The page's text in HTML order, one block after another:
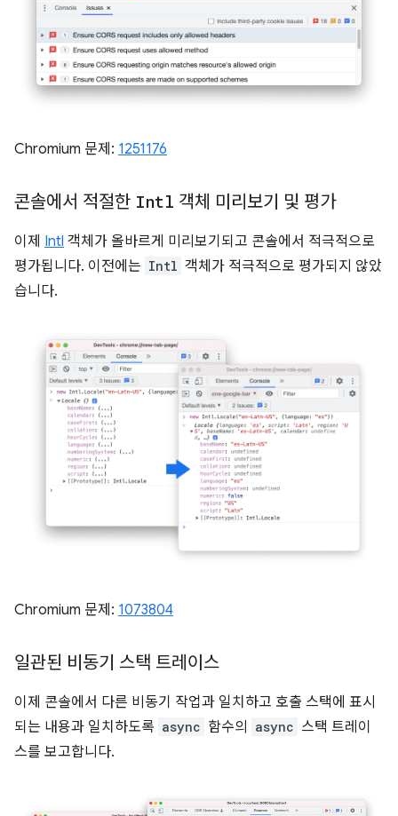
Chromium 문제: 1251176
콘솔에서 적절한 Intl 객체 미리보기 및 평가
이제 Intl 객체가 올바르게 미리보기되고 콘솔에서 적극적으로
평가됩니다. 이전에는 Intl 객체가 적극적으로 평가되지 않았
습니다.
Chromium 문제: 1073804
일관된 비동기 스택 트레이스
이제 콘솔에서 다른 비동기 작업과 일치하고 호출 스택에 표시
되는 내용과 일치하도록 async 함수의 async 스택 트레이
스를 보고합니다.